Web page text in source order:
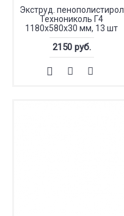
Экструд. пенополистирол
Технониколь Г4
1180х580х30 мм, 13 шт
2150 руб.